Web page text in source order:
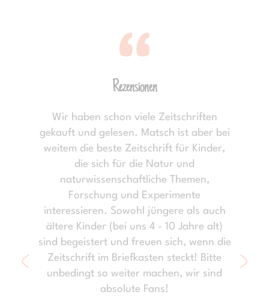
Rezensionen
Wir haben schon viele Zeitschriften
gekauft und gelesen. Matsch ist aber bei
weitem die beste Zeitschrift für Kinder,
die sich für die Natur und
naturwissenschaftliche Themen,
Forschung und Experimente
interessieren. Sowohl jüngere als auch
ältere Kinder (bei uns 4 - 10 Jahre alt)
sind begeistert und freuen sich, wenn die
Zeitschrift im Briefkasten steckt! Bitte
unbedingt so weiter machen, wir sind
absolute Fans!